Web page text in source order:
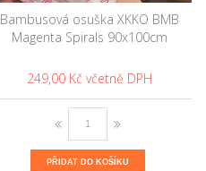
Bambusová osuška XKKO BMB
Magenta Spirals 90x100cm
249,00 Kč
PŘIDAT DO KOŠÍKU